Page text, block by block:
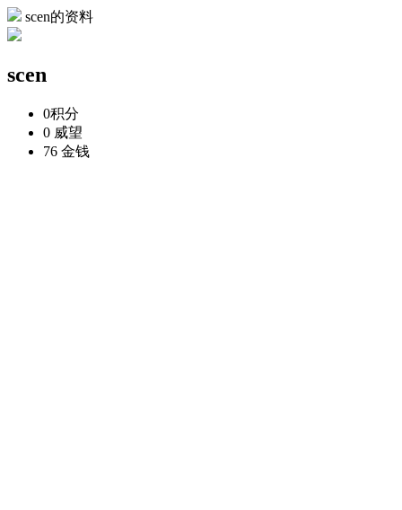
scen的资料
scen
0积分
0 威望
76 金钱